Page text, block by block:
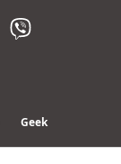
Geek